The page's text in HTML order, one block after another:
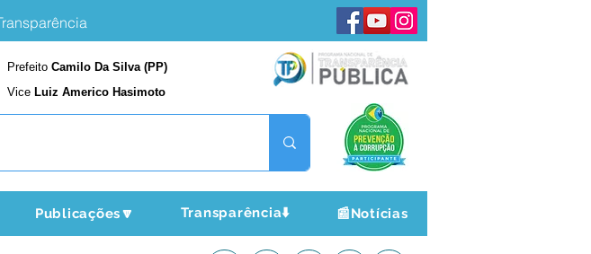
Prefeito Camilo Da Silva (PP)
Vice Luiz Americo Hasimoto
Publicações🔽 Transparência⬇️ 📰Notícias